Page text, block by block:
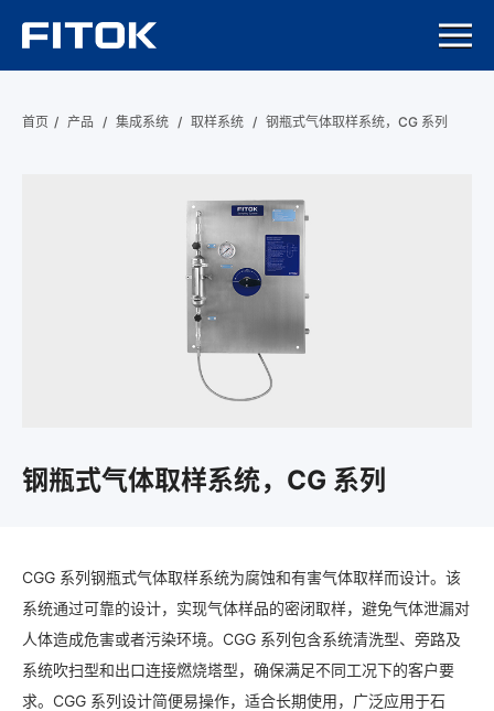
首页 / 产品 / 集成系统 / 取样系统 / 钢瓶式气体取样系统，CG 系列
钢瓶式气体取样系统，CG 系列
CGG 系列钢瓶式气体取样系统为腐蚀和有害气体取样而设计。该
系统通过可靠的设计，实现气体样品的密闭取样，避免气体泄漏对
人体造成危害或者污染环境。CGG 系列包含系统清洗型、旁路及
系统吹扫型和出口连接燃烧塔型，确保满足不同工况下的客户要
求。CGG 系列设计简便易操作，适合长期使用​，广泛应用于石